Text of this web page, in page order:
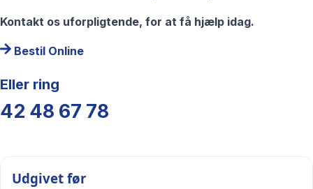
Kontakt os uforpligtende, for at få hjælp idag.
Bestil Online
Eller ring
42 48 67 78
Udgivet før